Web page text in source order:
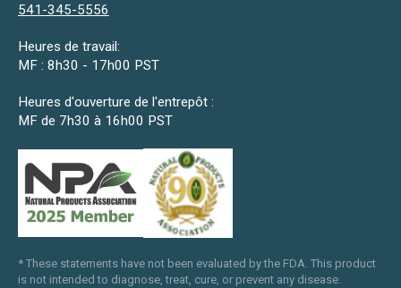
541-345-5556
Heures de travail:
MF : 8h30 - 17h00 PST
Heures d'ouverture de l'entrepôt :
MF de 7h30 à 16h00 PST
* These statements have not been evaluated by the FDA. This product
is not intended to diagnose, treat, cure, or prevent any disease.